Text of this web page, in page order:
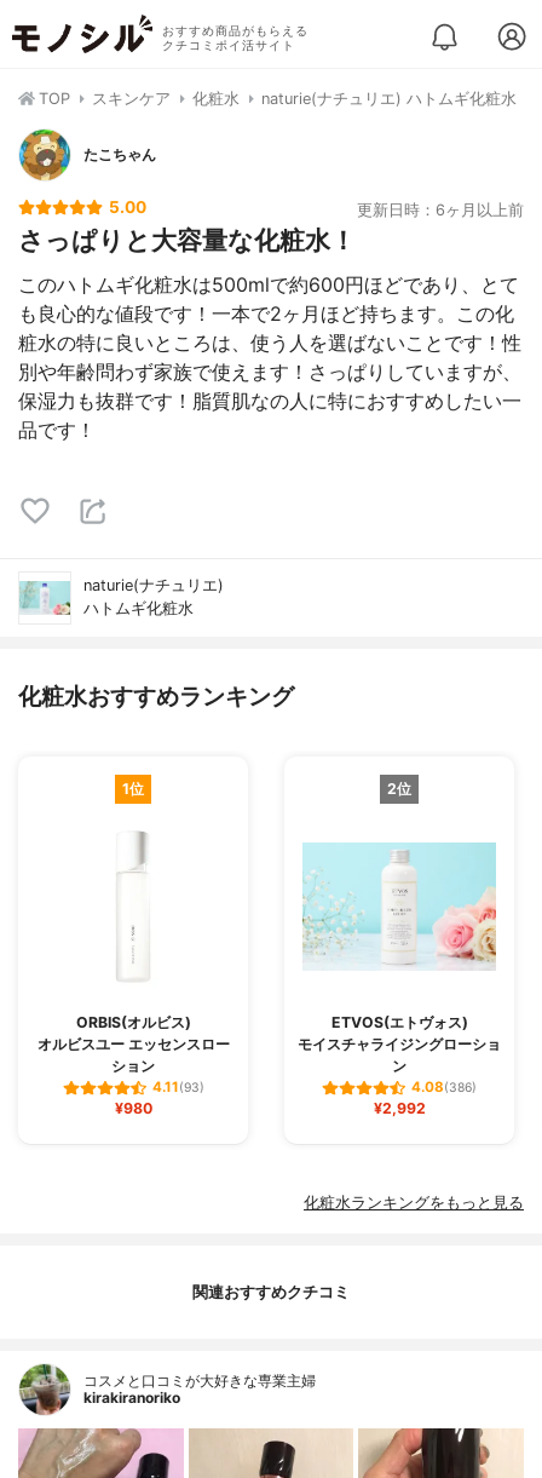
おすすめ商品がもらえる
クチコミポイ活サイト
TOP スキンケア 化粧水 naturie(ナチュリエ) ハトムギ化粧水
たこちゃん
5.00 更新日時：6ヶ月以上前
さっぱりと大容量な化粧水！
このハトムギ化粧水は500mlで約600円ほどであり、とて
も良心的な値段です！一本で2ヶ月ほど持ちます。この化
粧水の特に良いところは、使う人を選ばないことです！性
別や年齢問わず家族で使えます！さっぱりしていますが、
保湿力も抜群です！脂質肌なの人に特におすすめしたい一
品です！
naturie(ナチュリエ)
ハトムギ化粧水
化粧水おすすめランキング
1位
ORBIS(オルビス)
オルビスユー エッセンスロー
ション
4.11(93)
¥980
2位
ETVOS(エトヴォス)
モイスチャライジングローショ
ン
4.08(386)
¥2,992
化粧水ランキングをもっと見る
関連おすすめクチコミ
コスメと口コミが大好きな専業主婦
kirakiranoriko